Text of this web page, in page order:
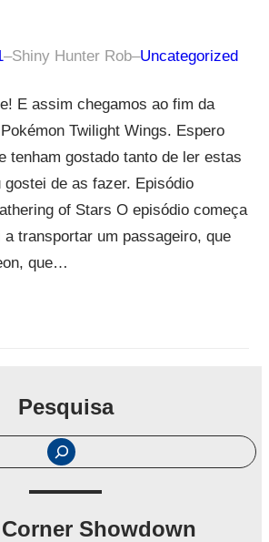
–Shiny Hunter Rob–Uncategorized
E assim chegamos ao fim da
Twilight Wings. Espero
tenham gostado tanto de ler estas
de as fazer. Episódio
of Stars O episódio começa
a transportar um passageiro, que
que…
Pesquisa
Showdown